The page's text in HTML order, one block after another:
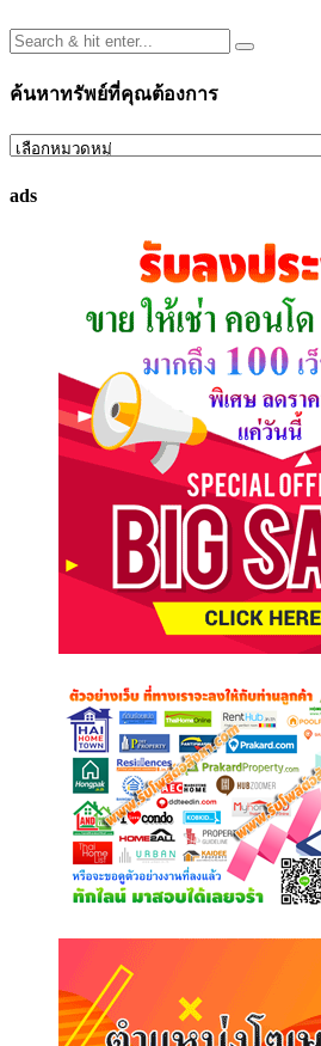
ค้นหาทรัพย์ที่คุณต้องการ
ค้นหา
ที่
ads